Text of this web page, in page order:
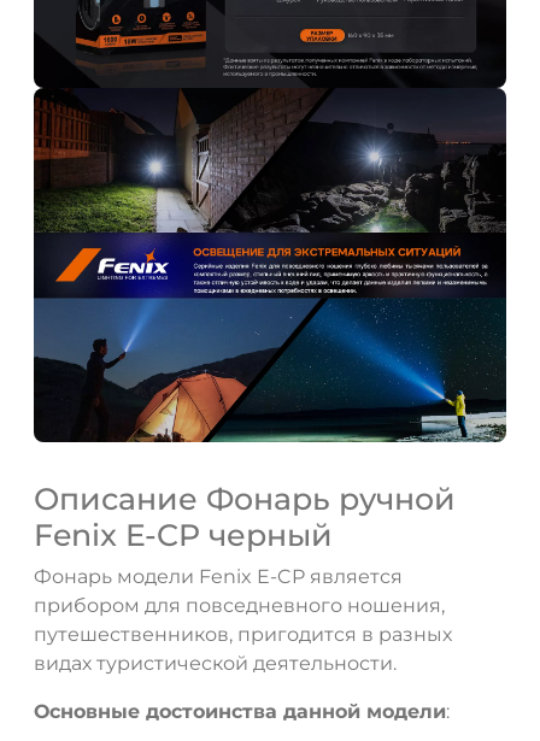
Описание Фонарь ручной
Fenix E-CP черный
Фонарь модели Fenix E-CP является
прибором для повседневного ношения,
путешественников, пригодится в разных
видах туристической деятельности.
Основные достоинства данной модели:
ДА НЕТ